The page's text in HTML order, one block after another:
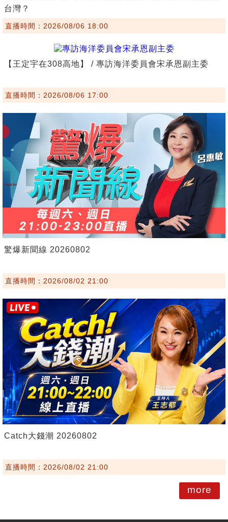
台灣？
直播時間：2026/08/06 18:00
【王定宇在308高地】 / 專訪海洋委員會宋承恩副主委
直播時間：2026/08/06 17:00
驚爆新聞線 20260802
直播時間：2026/08/02 21:00
Catch大錢潮 20260802
直播時間：2026/08/02 21:00
more